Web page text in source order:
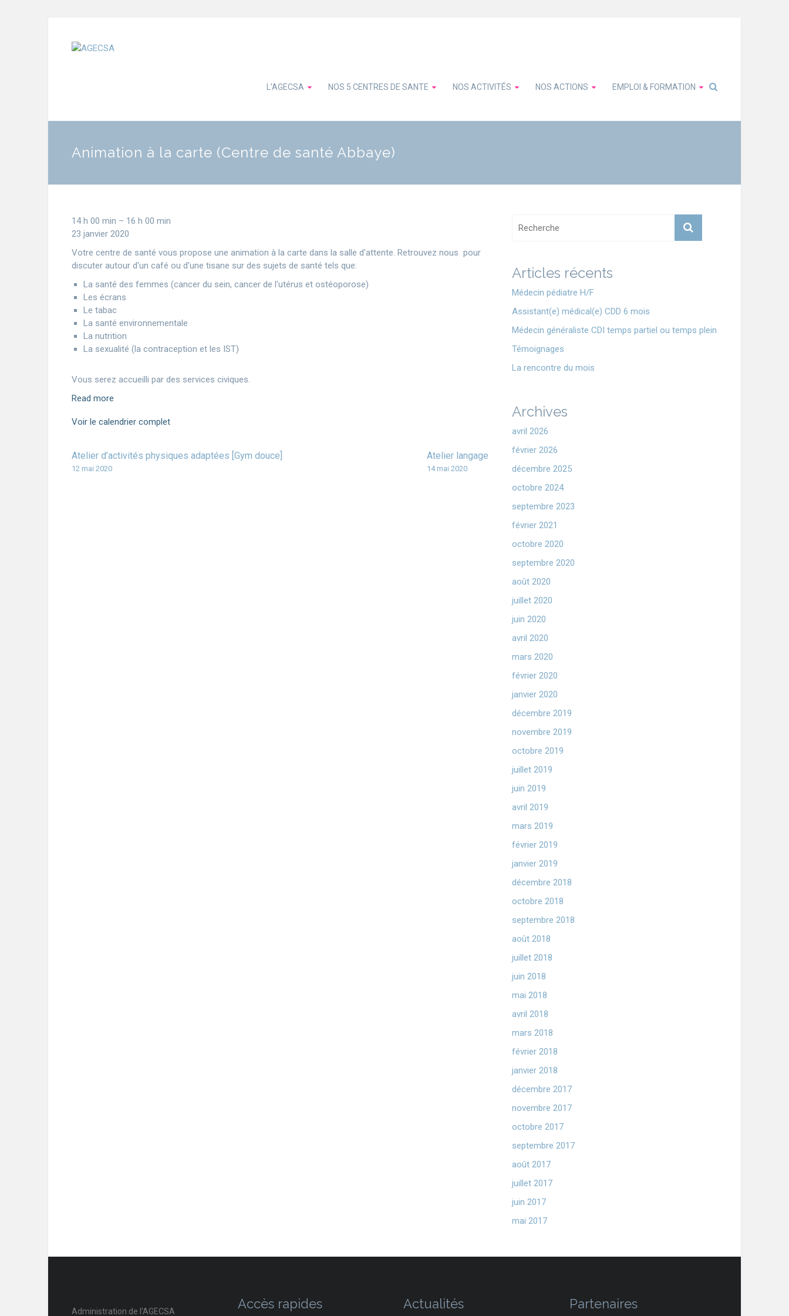
L’AGECSA NOS 5 CENTRES DE SANTE NOS ACTIVITÉS NOS ACTIONS EMPLOI & FORMATION
Animation à la carte (Centre de santé Abbaye)
14 h 00 min – 16 h 00 min
23 janvier 2020
Votre centre de santé vous propose une animation à la carte dans la salle d'attente. Retrouvez nous pour
discuter autour d'un café ou d'une tisane sur des sujets de santé tels que:
La santé des femmes (cancer du sein, cancer de l'utérus et ostéoporose)
Les écrans
Le tabac
La santé environnementale
La nutrition
La sexualité (la contraception et les IST)
Vous serez accueilli par des services civiques.
Read more
Voir le calendrier complet
Atelier d’activités physiques adaptées [Gym douce]
12 mai 2020
Atelier langage
14 mai 2020
Articles récents
Médecin pédiatre H/F
Assistant(e) médical(e) CDD 6 mois
Médecin généraliste CDI temps partiel ou temps plein
Témoignages
La rencontre du mois
Archives
avril 2026
février 2026
décembre 2025
octobre 2024
septembre 2023
février 2021
octobre 2020
septembre 2020
août 2020
juillet 2020
juin 2020
avril 2020
mars 2020
février 2020
janvier 2020
décembre 2019
novembre 2019
octobre 2019
juillet 2019
juin 2019
avril 2019
mars 2019
février 2019
janvier 2019
décembre 2018
octobre 2018
septembre 2018
août 2018
juillet 2018
juin 2018
mai 2018
avril 2018
mars 2018
février 2018
janvier 2018
décembre 2017
novembre 2017
octobre 2017
septembre 2017
août 2017
juillet 2017
juin 2017
mai 2017
Administration de l'AGECSA Accès rapides Actualités Partenaires